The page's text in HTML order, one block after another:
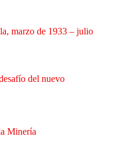
marzo de 1933 – julio
del nuevo
Minería